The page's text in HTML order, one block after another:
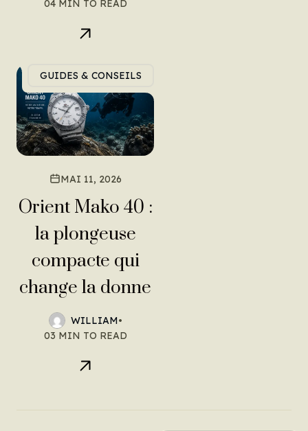
04 MIN TO READ
GUIDES & CONSEILS
MAI 11, 2026
Orient Mako 40 :
la plongeuse
compacte qui
change la donne
WILLIAM•
03 MIN TO READ